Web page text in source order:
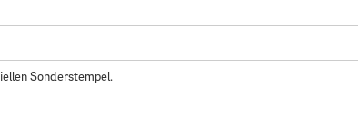
Sonderstempel.